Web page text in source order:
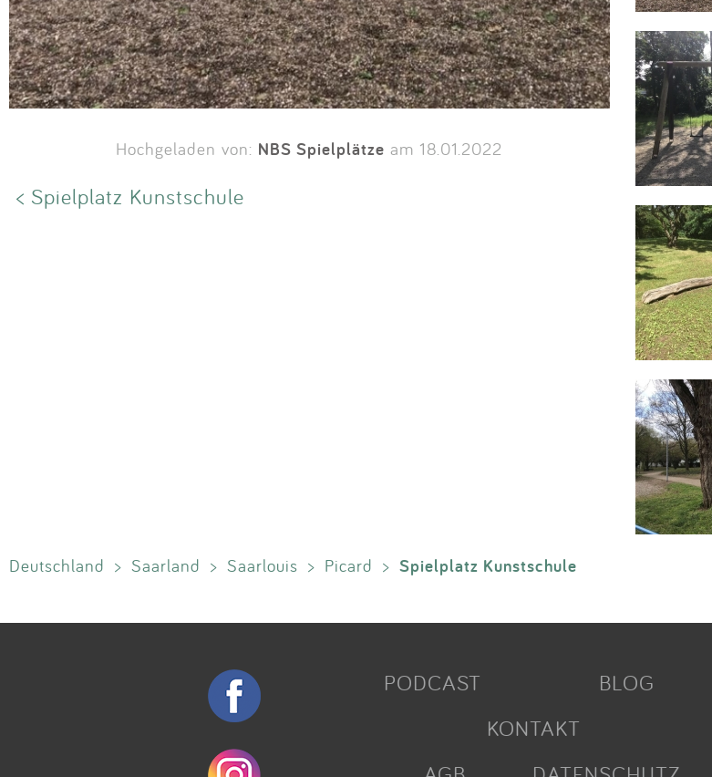
Hochgeladen von: NBS Spielplätze am 18.01.2022
< Spielplatz Kunstschule
Deutschland > Saarland > Saarlouis > Picard > Spielplatz Kunstschule
PODCAST BLOG
KONTAKT